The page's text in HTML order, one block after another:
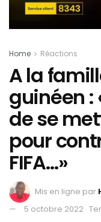
Home Réactions
A la
guinéen :
de se
pour
FIFA…»
Mis en ligne par
5 octobre 2022